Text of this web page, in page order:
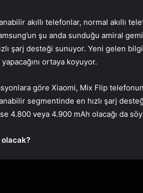
akıllı telefonlar, normal akıllı
şu anda sunduğu amiral
şarj desteği sunuyor. Yeni gelen
ortaya koyuyor.
göre Xiaomi, Mix Flip
segmentinde en hızlı şarj
4.800 veya 4.900 mAh olacağı da
olacak?